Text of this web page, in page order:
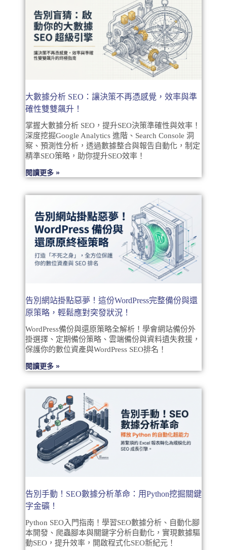
大數據分析 SEO：讓決策不再憑感覺，效率與準
確性雙雙飆升！
掌握大數據分析 SEO，提升SEO決策準確性與效率！
深度挖掘Google Analytics 進階、Search Console 洞
察、預測性分析，透過數據整合與報告自動化，制定
精準SEO策略，助你提升SEO效率！
閱讀更多 »
告別網站掛點惡夢！這份WordPress完整備份與還
原策略，輕鬆應對突發狀況！
WordPress備份與還原策略全解析！學會網站備份外
掛選擇、定期備份策略、雲端備份與資料遺失救援，
保護你的數位資產與WordPress SEO排名！
閱讀更多 »
告別手動！SEO數據分析革命：用Python挖掘關鍵
字金礦！
Python SEO入門指南！學習SEO數據分析、自動化腳
本開發、爬蟲腳本與關鍵字分析自動化，實現數據驅
動SEO，提升效率，開啟程式化SEO新紀元！